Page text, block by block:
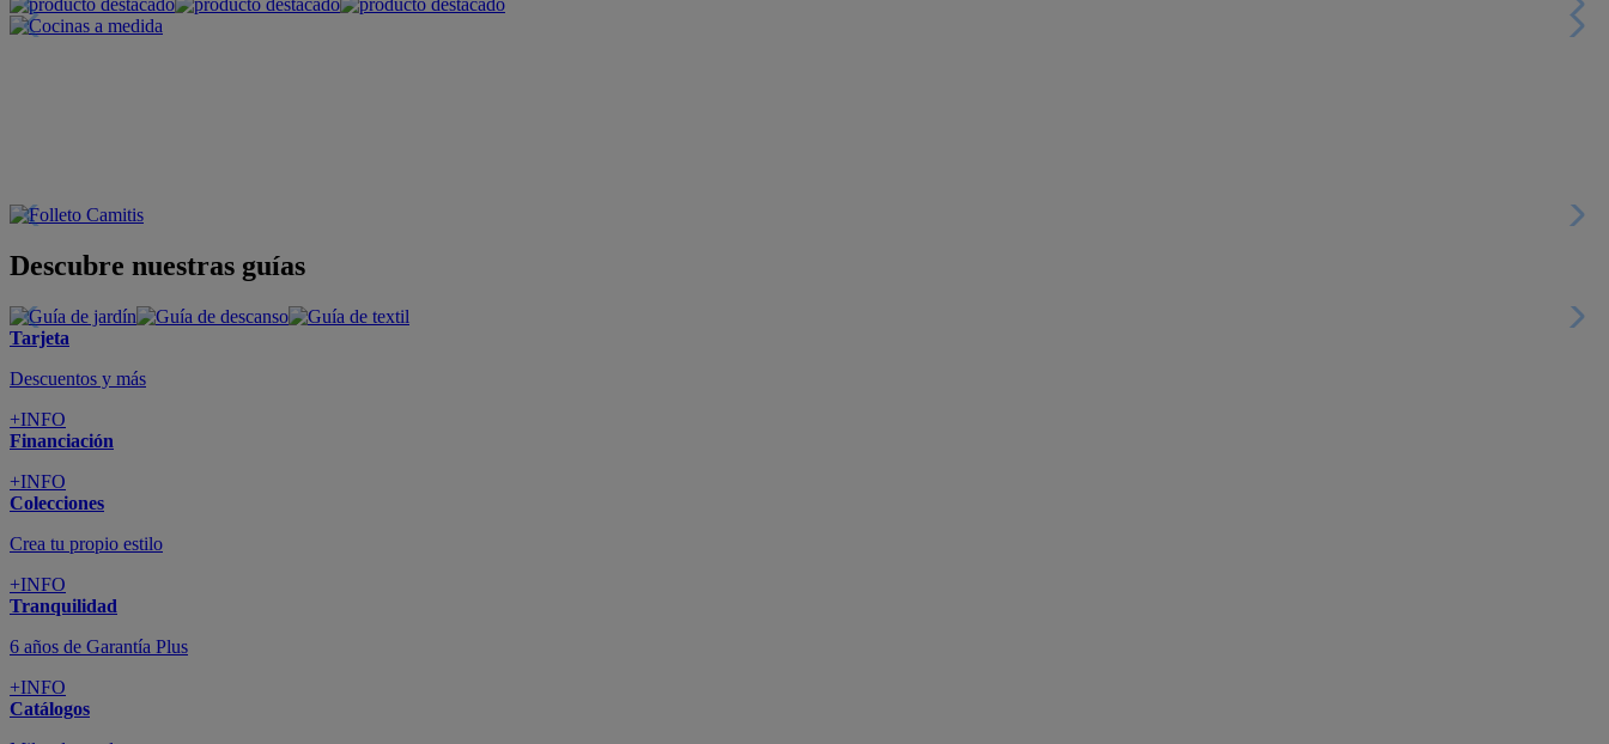
Descubre nuestras guías
Tarjeta
Descuentos y más
+INFO
Financiación
+INFO
Colecciones
Crea tu propio estilo
+INFO
Tranquilidad
6 años de Garantía Plus
+INFO
Catálogos